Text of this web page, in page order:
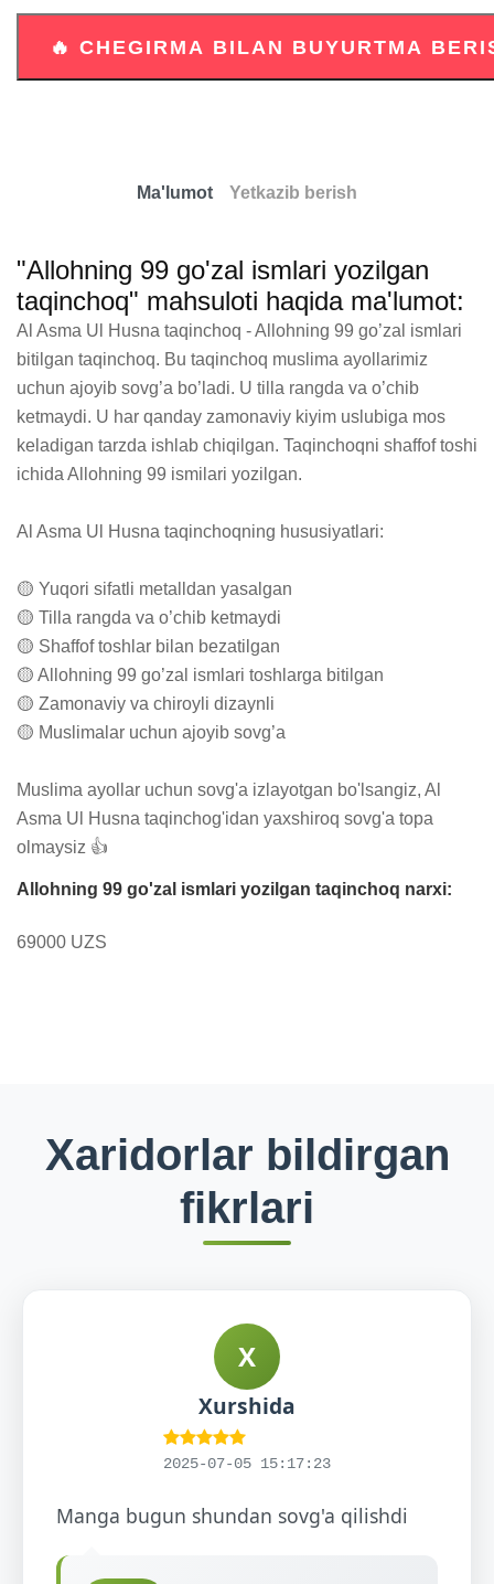
Ma'lumot Yetkazib berish
"Allohning 99 go'zal ismlari yozilgan
taqinchoq" mahsuloti haqida ma'lumot:
Al Asma Ul Husna taqinchoq - Allohning 99 go’zal ismlari
bitilgan taqinchoq. Bu taqinchoq muslima ayollarimiz
uchun ajoyib sovg’a bo’ladi. U tilla rangda va o’chib
ketmaydi. U har qanday zamonaviy kiyim uslubiga mos
keladigan tarzda ishlab chiqilgan. Taqinchoqni shaffof toshi
ichida Allohning 99 ismilari yozilgan.
Al Asma Ul Husna taqinchoqning hususiyatlari:
🟡 Yuqori sifatli metalldan yasalgan
🟡 Tilla rangda va o’chib ketmaydi
🟡 Shaffof toshlar bilan bezatilgan
🟡 Allohning 99 go’zal ismlari toshlarga bitilgan
🟡 Zamonaviy va chiroyli dizaynli
🟡 Muslimalar uchun ajoyib sovg’a
Muslima ayollar uchun sovg'a izlayotgan bo'lsangiz, Al
Asma Ul Husna taqinchog'idan yaxshiroq sovg'a topa
olmaysiz 👍
Allohning 99 go'zal ismlari yozilgan taqinchoq narxi:
69000 UZS
Xaridorlar bildirgan
fikrlari
X
Xurshida
2025-07-05 15:17:23
Manga bugun shundan sovg'a qilishdi